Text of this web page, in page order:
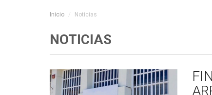
Inicio Noticias
NOTICIAS